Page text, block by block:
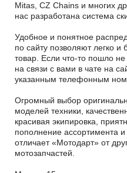
Mitas, CZ Chains и многих
нас разработана система
Удобное и понятное
по сайту позволяют легко
товар. Если что-то пошло
на связи с вами в чате на
указанным телефонным
Огромный выбор
моделей техники,
красивая экипировка,
пополнение ассортимента и
отличает «Мотодарт» от
мотозапчастей.